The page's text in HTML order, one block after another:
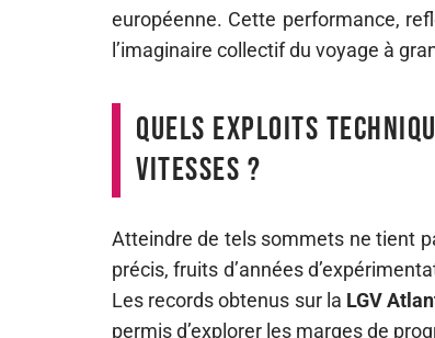
européenne. Cette performance,
l’imaginaire collectif du voyage à
Quels exploits
vitesses ?
Atteindre de tels sommets ne tient
précis, fruits d’années
Les records obtenus sur la LGV
permis d’explorer les marges de